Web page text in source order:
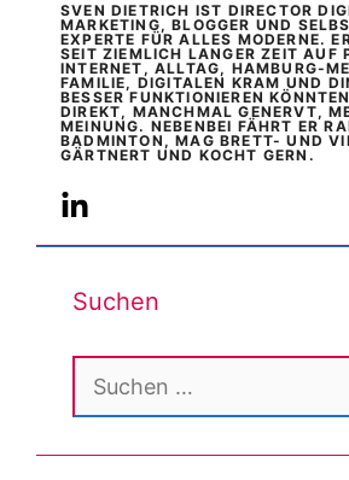
SVEN DIETRICH IST DIRECTOR
MARKETING, BLOGGER UND
EXPERTE FÜR ALLES MODERNE.
SEIT ZIEMLICH LANGER ZEIT AUF
INTERNET, ALLTAG, HAMBURG-
FAMILIE, DIGITALEN KRAM UND
BESSER FUNKTIONIEREN
DIREKT, MANCHMAL GENERVT,
MEINUNG. NEBENBEI FÄHRT ER
BADMINTON, MAG BRETT- UND
GÄRTNERT UND KOCHT GERN.
Suchen
Suchen
nach: